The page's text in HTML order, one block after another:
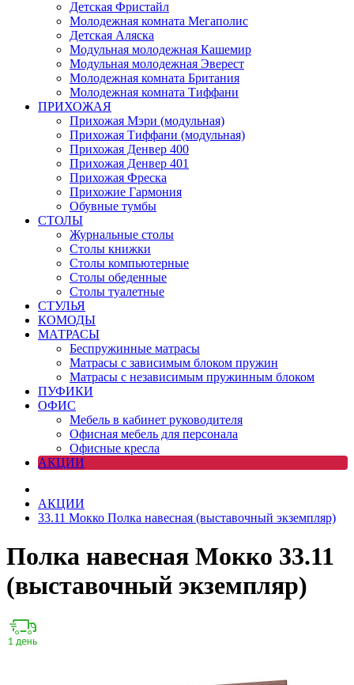
Детская Фристайл
Молодежная комната Мегаполис
Детская Аляска
Модульная молодежная Кашемир
Модульная молодежная Эверест
Молодежная комната Британия
Молодежная комната Тиффани
ПРИХОЖАЯ
Прихожая Мэри (модульная)
Прихожая Тиффани (модульная)
Прихожая Денвер 400
Прихожая Денвер 401
Прихожая Фреска
Прихожие Гармония
Обувные тумбы
СТОЛЫ
Журнальные столы
Столы книжки
Столы компьютерные
Столы обеденные
Столы туалетные
СТУЛЬЯ
КОМОДЫ
МАТРАСЫ
Беспружинные матрасы
Матрасы с зависимым блоком пружин
Матрасы с независимым пружинным блоком
ПУФИКИ
ОФИС
Мебель в кабинет руководителя
Офисная мебель для персонала
Офисные кресла
АКЦИИ
АКЦИИ
33.11 Мокко Полка навесная (выставочный экземпляр)
Полка навесная Мокко 33.11
(выставочный экземпляр)